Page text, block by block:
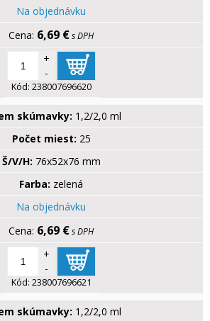
Na objednávku
6,69 €s DPH
+
-
Kód: 238007696620
skúmavky: 1,2/2,0 ml
Počet miest: 25
Š/V/H: 76x52x76 mm
Farba: zelená
Na objednávku
6,69 €s DPH
+
-
Kód: 238007696621
skúmavky: 1,2/2,0 ml